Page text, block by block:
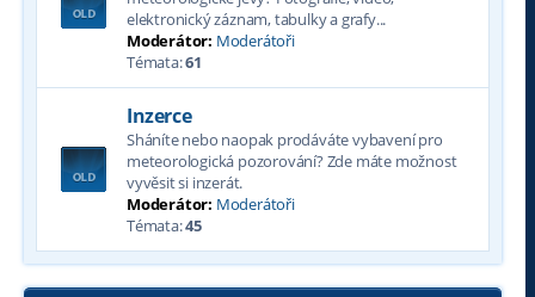
elektronický záznam, tabulky a grafy...
Moderátor: Moderátoři
Témata:61
Inzerce
Sháníte nebo naopak prodáváte vybavení pro
meteorologická pozorování? Zde máte možnost
vyvěsit si inzerát.
Moderátor: Moderátoři
Témata:45